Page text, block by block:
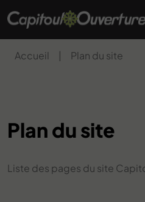
Accueil | Plan du site
Plan du site
Liste des pages du site